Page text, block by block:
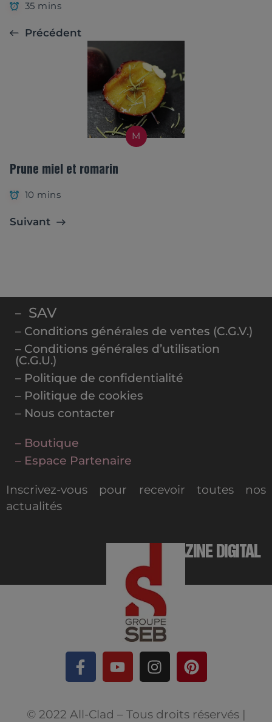
35 mins
Précédent
M
Prune miel et romarin
10 mins
Suivant
– SAV
– Conditions générales de ventes (C.G.V.)
– Conditions générales d’utilisation
(C.G.U.)
– Politique de confidentialité
– Politique de cookies
– Nous contacter
– Boutique
– Espace Partenaire
Inscrivez-vous pour recevoir toutes nos
actualités
MAGAZINE DIGITAL
© 2022 All-Clad – Tous droits réservés |